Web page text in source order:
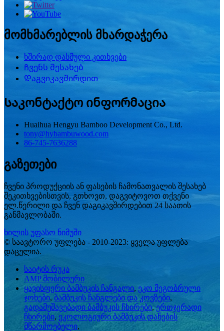
მომხმარებლის მხარდაჭერა
ხშირად დასმული კითხვები
Ჩვენს შესახებ
Დაგვიკავშირდით
Საკონტაქტო ინფორმაცია
Huaihua Hengyu Bamboo Development Co., Ltd.
tony@hybambuwood.com
86-745-7636288
გაზეთები
ჩვენი პროდუქციის ან ფასების ჩამონათვალის შესახებ
შეკითხვებისთვის, გთხოვთ, დაგვიტოვოთ თქვენი
ელ.წერილი და ჩვენ დაგიკავშირდებით 24 საათის
განმავლობაში.
ხილის უფასო ნიმუში
© საავტორო უფლება - 2010-2023: ყველა უფლება
დაცულია.
საიტის რუკა
AMP მობილური
ყავისფერი ბამბუკის ჩანგალი, ეკო მეგობრული
ჯოხები, ბამბუკის ჩანგლები და კოვზები,
გადამუშავებადი ბამბუკის ჩხირები,ერთჯერადი
ჩხირები, ეკოლოგიური ბამბუკის დანების
მწარმოებელი,